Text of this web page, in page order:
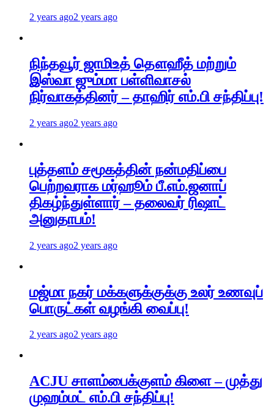
2 years ago2 years ago
நிந்தவூர் ஜாமிஉத் தௌஹீத் மற்றும்
இஸ்வா ஜும்மா பள்ளிவாசல்
நிர்வாகத்தினர் – தாஹிர் எம்.பி சந்திப்பு!
2 years ago2 years ago
புத்தளம் சமூகத்தின் நன்மதிப்பை
பெற்றவராக மர்ஹூம் பீ.எம்.ஜனாப்
திகழ்ந்துள்ளார் – தலைவர் ரிஷாட்
அனுதாபம்!
2 years ago2 years ago
மஜ்மா நகர் மக்களுக்குக்கு உலர் உணவுப்
பொருட்கள் வழங்கி வைப்பு!
2 years ago2 years ago
ACJU சாளம்பைக்குளம் கிளை – முத்து
முஹம்மட் எம்.பி சந்திப்பு!